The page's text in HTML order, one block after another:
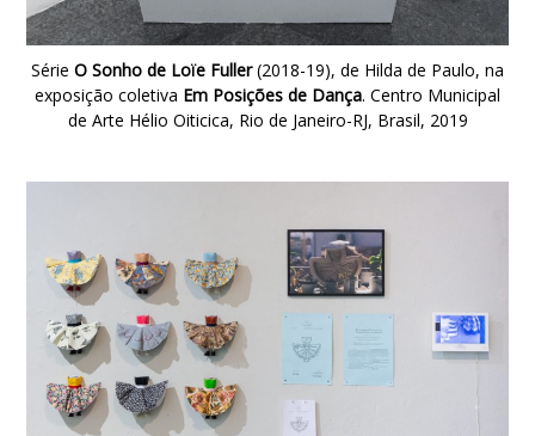
Série O Sonho de Loïe Fuller(2018-19), de Hilda de Paulo, na
exposição coletiva Em Posições de Dança. Centro Municipal
de Arte Hélio Oiticica, Rio de Janeiro-RJ, Brasil, 2019